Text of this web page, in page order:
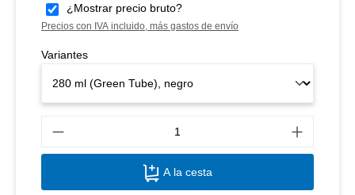
¿Mostrar precio bruto?
Precios con IVA incluido, más gastos de envío
Variantes
A la cesta